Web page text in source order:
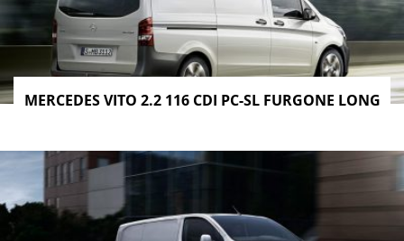
MERCEDES VITO 2.2 116 CDI PC-SL FURGONE LONG